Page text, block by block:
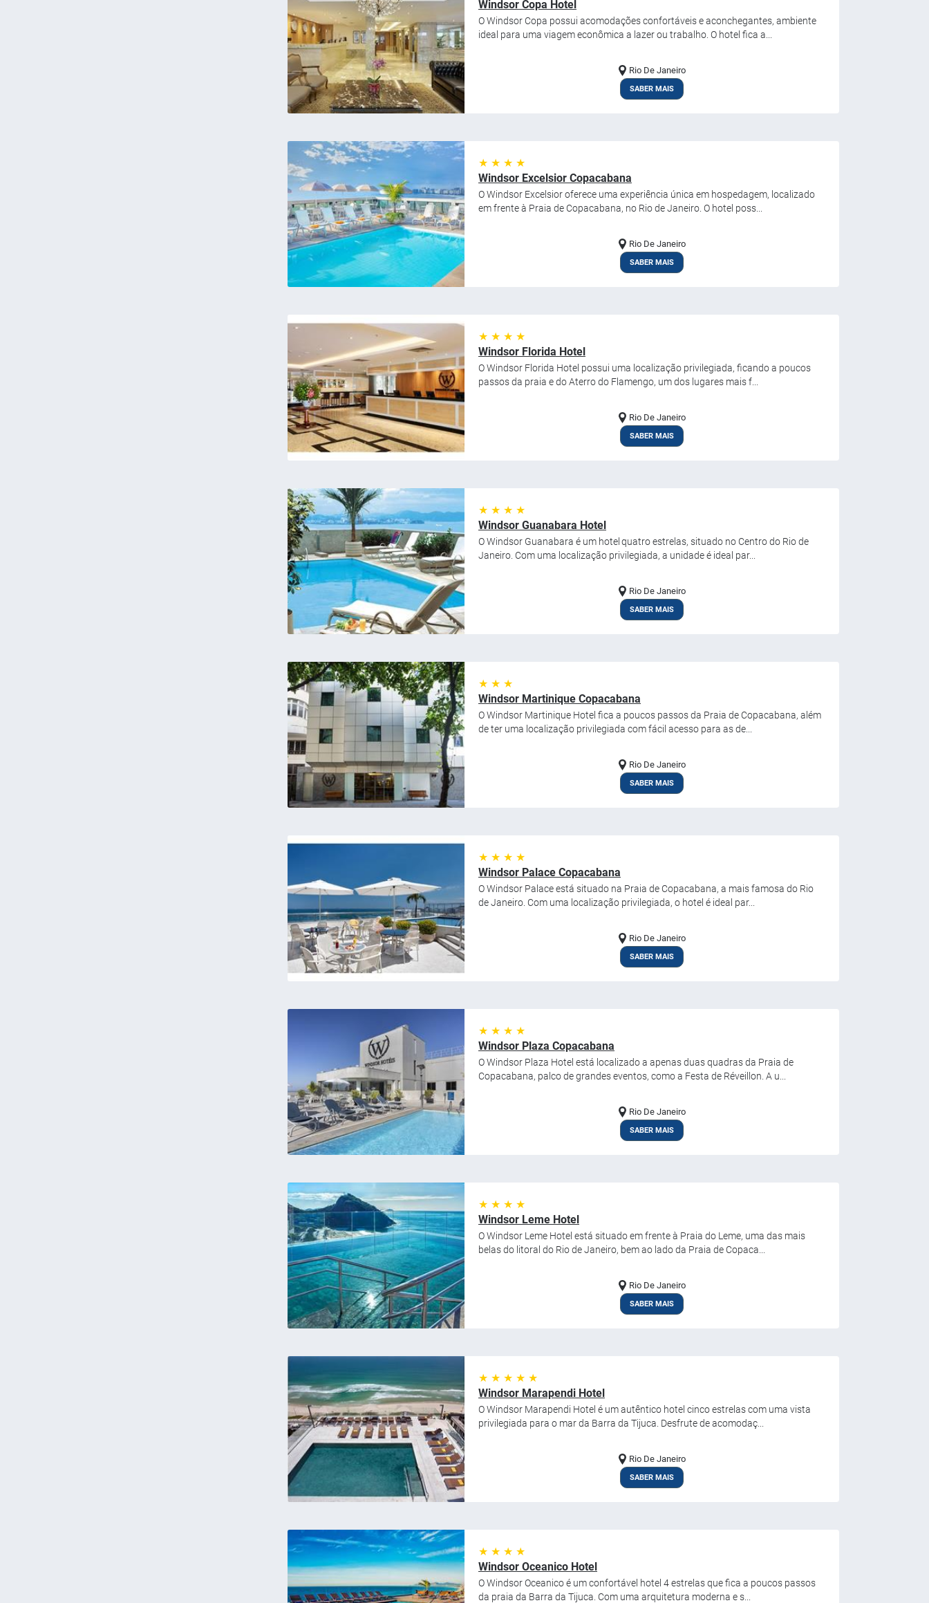
Windsor Copa Hotel
O Windsor Copa possui acomodações confortáveis e aconchegantes, ambiente
ideal para uma viagem econômica a lazer ou trabalho. O hotel fica a...
Rio De Janeiro
SABER MAIS
★ ★ ★ ★
Windsor Excelsior Copacabana
O Windsor Excelsior oferece uma experiência única em hospedagem, localizado
em frente à Praia de Copacabana, no Rio de Janeiro. O hotel poss...
Rio De Janeiro
SABER MAIS
★ ★ ★ ★
Windsor Florida Hotel
O Windsor Florida Hotel possui uma localização privilegiada, ficando a poucos
passos da praia e do Aterro do Flamengo, um dos lugares mais f...
Rio De Janeiro
SABER MAIS
★ ★ ★ ★
Windsor Guanabara Hotel
O Windsor Guanabara é um hotel quatro estrelas, situado no Centro do Rio de
Janeiro. Com uma localização privilegiada, a unidade é ideal par...
Rio De Janeiro
SABER MAIS
★ ★ ★
Windsor Martinique Copacabana
O Windsor Martinique Hotel fica a poucos passos da Praia de Copacabana, além
de ter uma localização privilegiada com fácil acesso para as de...
Rio De Janeiro
SABER MAIS
★ ★ ★ ★
Windsor Palace Copacabana
O Windsor Palace está situado na Praia de Copacabana, a mais famosa do Rio
de Janeiro. Com uma localização privilegiada, o hotel é ideal par...
Rio De Janeiro
SABER MAIS
★ ★ ★ ★
Windsor Plaza Copacabana
O Windsor Plaza Hotel está localizado a apenas duas quadras da Praia de
Copacabana, palco de grandes eventos, como a Festa de Réveillon. A u...
Rio De Janeiro
SABER MAIS
★ ★ ★ ★
Windsor Leme Hotel
O Windsor Leme Hotel está situado em frente à Praia do Leme, uma das mais
belas do litoral do Rio de Janeiro, bem ao lado da Praia de Copaca...
Rio De Janeiro
SABER MAIS
★ ★ ★ ★ ★
Windsor Marapendi Hotel
O Windsor Marapendi Hotel é um autêntico hotel cinco estrelas com uma vista
privilegiada para o mar da Barra da Tijuca. Desfrute de acomodaç...
Rio De Janeiro
SABER MAIS
★ ★ ★ ★
Windsor Oceanico Hotel
O Windsor Oceanico é um confortável hotel 4 estrelas que fica a poucos passos
da praia da Barra da Tijuca. Com uma arquitetura moderna e s...